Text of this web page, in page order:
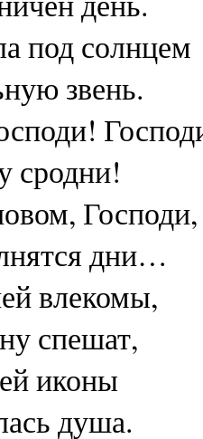
под солнцем
звень.
сродни!
Господи,
дни…
влекомы,
спешат,
иконы
душа.